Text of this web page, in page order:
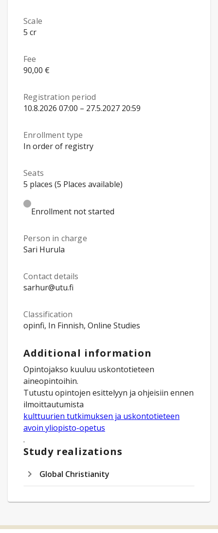
Scale
5 cr
Fee
90,00 €
Registration period
10.8.2026 07:00 – 27.5.2027 20:59
Enrollment type
In order of registry
Seats
5 places (5 Places available)
Enrollment not started
Person in charge
Sari Hurula
Contact details
sarhur@utu.fi
Classification
opinfi, In Finnish, Online Studies
Additional information
Opintojakso kuuluu uskontotieteen
aineopintoihin.
Tutustu opintojen esittelyyn ja ohjeisiin ennen
ilmoittautumista
kulttuurien tutkimuksen ja uskontotieteen
avoin yliopisto-opetus
.
Study realizations
Global Christianity